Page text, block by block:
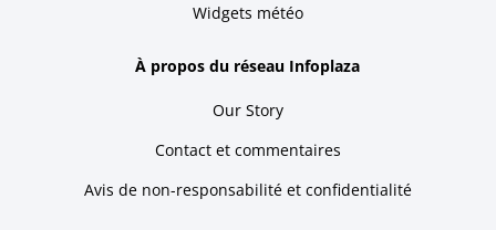
Widgets météo
À propos du réseau Infoplaza
Our Story
Contact et commentaires
Avis de non-responsabilité et confidentialité